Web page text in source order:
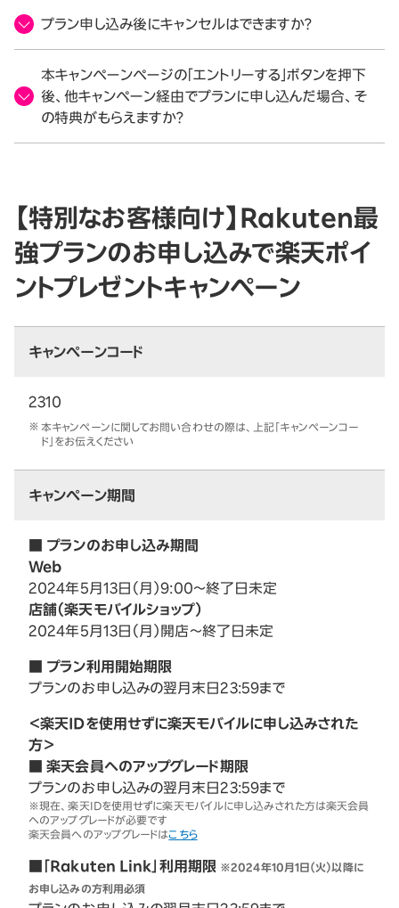
プラン申し込み後にキャンセルはできますか？
本キャンペーンページの「エントリーする」ボタンを押下
後、他キャンペーン経由でプランに申し込んだ場合、そ
の特典がもらえますか？
【特別なお客様向け】Rakuten最
強プランのお申し込みで楽天ポイ
ントプレゼントキャンペーン
キャンペーンコード
2310
本キャンペーンに関してお問い合わせの際は、上記「キャンペーンコー
ド」をお伝えください
キャンペーン期間
■ プランのお申し込み期間
Web
2024年5月13日（月）9:00～終了日未定
店舗（楽天モバイルショップ）
2024年5月13日（月）開店～終了日未定
■ プラン利用開始期限
プランのお申し込みの翌月末日23:59まで
＜楽天IDを使用せずに楽天モバイルに申し込みされた
方＞
■ 楽天会員へのアップグレード期限
プランのお申し込みの翌月末日23:59まで
※現在、楽天IDを使用せずに楽天モバイルに申し込みされた方は楽天会員
へのアップグレードが必要です
楽天会員へのアップグレードはこちら
■「Rakuten Link」利用期限 ※2024年10月1日（火）以降に
お申し込みの方利用必須